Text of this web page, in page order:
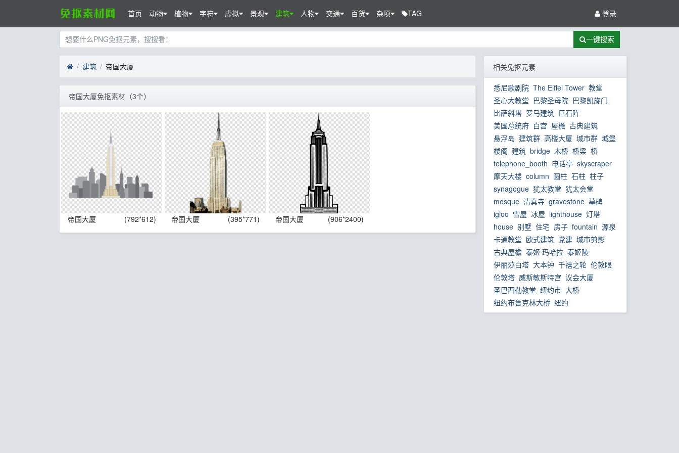
首页 动物 植物 字符 虚拟 景观 建筑 人物 交通 百货 杂项 TAG 登录
一键搜索
建筑 帝国大厦
帝国大厦免抠素材（3个）
帝国大厦 (792*612) 帝国大厦 (395*771) 帝国大厦 (906*2400)
相关免抠元素
悉尼歌剧院 The Eiffel Tower 教堂
圣心大教堂 巴黎圣母院 巴黎凯旋门
比萨斜塔 罗马建筑 巨石阵
美国总统府 白宫 屋檐 古典建筑
悬浮岛 建筑群 高楼大厦 城市群 城堡
楼阁 建筑 bridge 木桥 桥梁 桥
telephone_booth 电话亭 skyscraper
摩天大楼 column 圆柱 石柱 柱子
synagogue 犹太教堂 犹太会堂
mosque 清真寺 gravestone 墓碑
igloo 雪屋 冰屋 lighthouse 灯塔
house 别墅 住宅 房子 fountain 源泉
卡通教堂 欧式建筑 党建 城市剪影
古典屋檐 泰姬·玛哈拉 泰姬陵
伊丽莎白塔 大本钟 千禧之轮 伦敦眼
伦敦塔 威斯敏斯特宫 议会大厦
圣巴西勒教堂 纽约市 大桥
纽约布鲁克林大桥 纽约